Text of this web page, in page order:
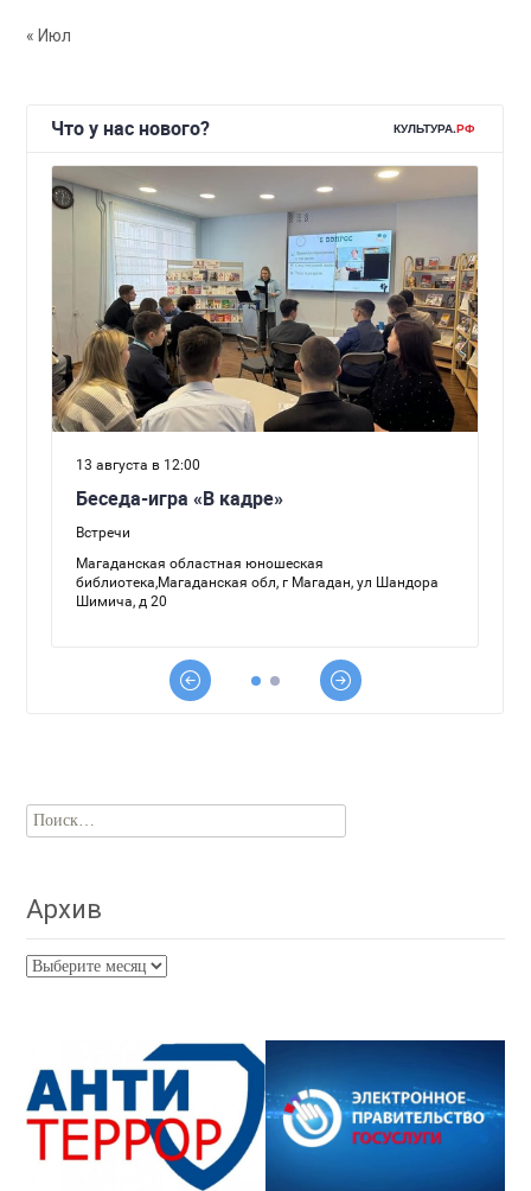
« Июл
Найти:
Архив
Архив